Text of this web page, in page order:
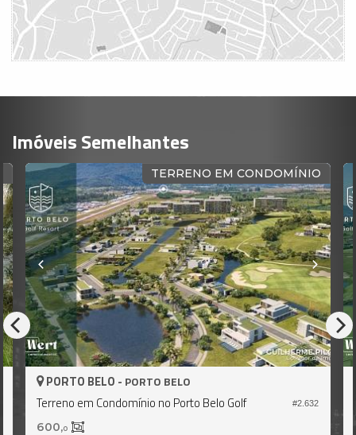
Imóveis Semelhantes
TERRENO EM CONDOMÍNIO
#2.632
PORTO BELO - PORTO BELO
Terreno em Condomínio no Porto Belo Golf
600,0